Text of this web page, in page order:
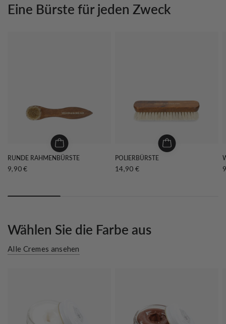
Eine Bürste für jeden Zweck
RUNDE RAHMENBÜRSTE
9,90 €
POLIERBÜRSTE
14,90 €
Wählen Sie die Farbe aus
Alle Cremes ansehen